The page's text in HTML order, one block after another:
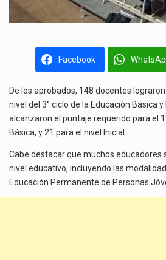
Facebook
De los aprobados, 148 docentes
nivel del 3° ciclo de la Educación Básica
alcanzaron el puntaje requerido para el
Básica, y 21 para el nivel Inicial.
Cabe destacar que muchos educadores
nivel educativo, incluyendo las
Educación Permanente de Personas